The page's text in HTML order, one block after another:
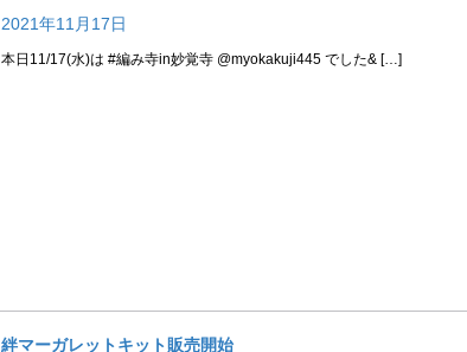
2021年11月17日
本日11/17(水)は #編み寺in妙覚寺 @myokakuji445 でした& […]
絆マーガレットキット販売開始